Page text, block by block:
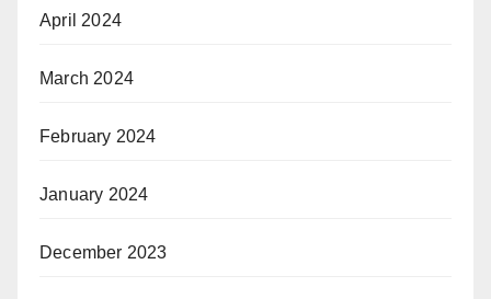
April 2024
March 2024
February 2024
January 2024
December 2023